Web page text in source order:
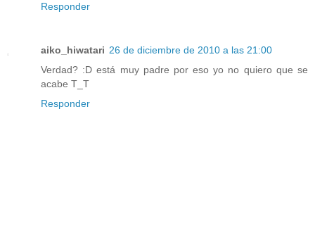
Responder
aiko_hiwatari 26 de diciembre de 2010 a las 21:00
Verdad? :D está muy padre por eso yo no quiero que se
acabe T_T
Responder